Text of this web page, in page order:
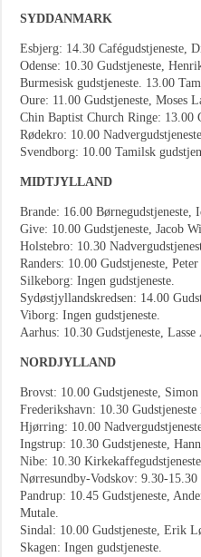
SYDDANMARK
Esbjerg: 14.30 Cafégudstjeneste,
Odense: 10.30 Gudstjeneste,
Burmesisk gudstjeneste. 13.00
Oure: 11.00 Gudstjeneste, Moses
Chin Baptist Church Ringe: 13.00
Rødekro: 10.00
Svendborg: 10.00 Tamilsk
MIDTJYLLAND
Brande: 16.00 Børnegudstjeneste,
Give: 10.00 Gudstjeneste, Jacob
Holstebro: 10.30
Randers: 10.00 Gudstjeneste,
Silkeborg: Ingen gudstjeneste.
Sydøstjyllandskredsen: 14.00
Viborg: Ingen gudstjeneste.
Aarhus: 10.30 Gudstjeneste, Lasse
NORDJYLLAND
Brovst: 10.00 Gudstjeneste,
Frederikshavn: 10.30
Hjørring: 10.00
Ingstrup: 10.30 Gudstjeneste,
Nibe: 10.30
Nørresundby-Vodskov: 9.30-15.30
Pandrup: 10.45 Gudstjeneste,
Mutale.
Sindal: 10.00 Gudstjeneste, Erik
Skagen: Ingen gudstjeneste.